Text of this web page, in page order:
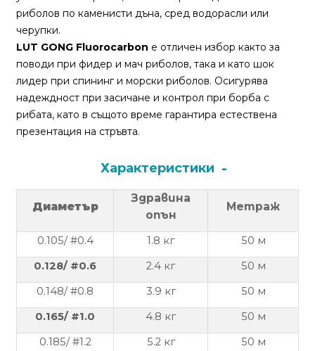
За
нас
Контакти
Поръчка
и
доставка
Условия
за
ползване
поверителност
Политика
риболов по каменисти дъна, сред водорасли или
черупки.
LUT GONG Fluorocarbon е отличен избор както за
поводи при фидер и мач риболов, така и като шок
лидер при спининг и морски риболов. Осигурява
надеждност при засичане и контрол при борба с
рибата, като в същото време гарантира естествена
презентация на стръвта.
Характеристики
Диаметър
Здравина
опън
Метраж
0.105/ #0.4 1.8 кг
50 м
0.128/ #0.6 2.4 кг
50 м
0.148/ #0.8 3.9 кг
50 м
0.165/ #1.0 4.8 кг
50 м
0.185/ #1.2 5.2 кг
50 м